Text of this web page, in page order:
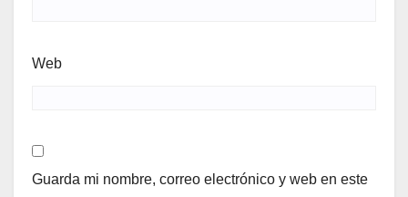
Web
Guarda mi nombre, correo electrónico y web en este